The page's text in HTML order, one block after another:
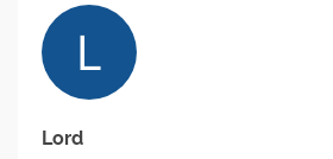
Lord